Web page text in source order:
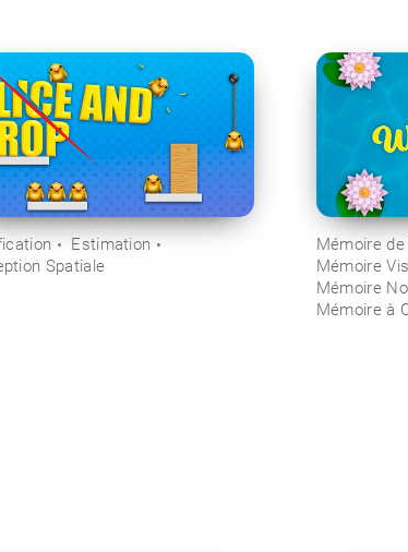
Estimation
Spatiale
Mémoire de
Mémoire
Mémoire
Mémoire à